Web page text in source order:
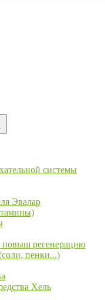
системы
Эвалар
регенерацию
пенки...)
Хель